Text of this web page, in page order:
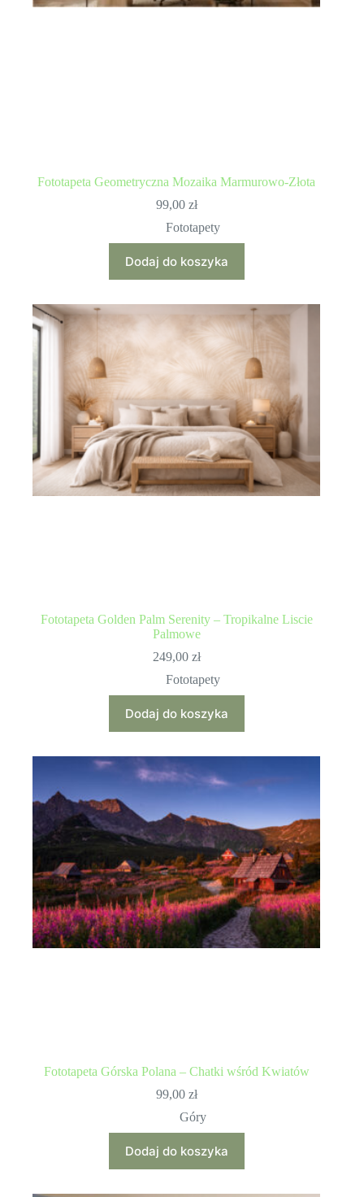
Fototapeta Geometryczna Mozaika Marmurowo-Złota
99,00 zł
Fototapety
Dodaj do koszyka
Fototapeta Golden Palm Serenity – Tropikalne Liscie
Palmowe
249,00 zł
Fototapety
Dodaj do koszyka
Fototapeta Górska Polana – Chatki wśród Kwiatów
99,00 zł
Góry
Dodaj do koszyka